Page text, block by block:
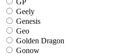
Geely
Genesis
Geo
Golden Dragon
Gonow